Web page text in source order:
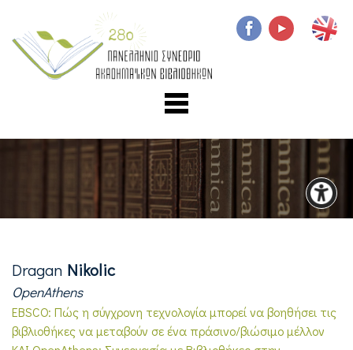
Dragan Nikolic
OpenAthens
EBSCO: Πώς η σύγχρονη τεχνολογία μπορεί να βοηθήσει τις
βιβλιοθήκες να μεταβούν σε ένα πράσινο/βιώσιμο μέλλον